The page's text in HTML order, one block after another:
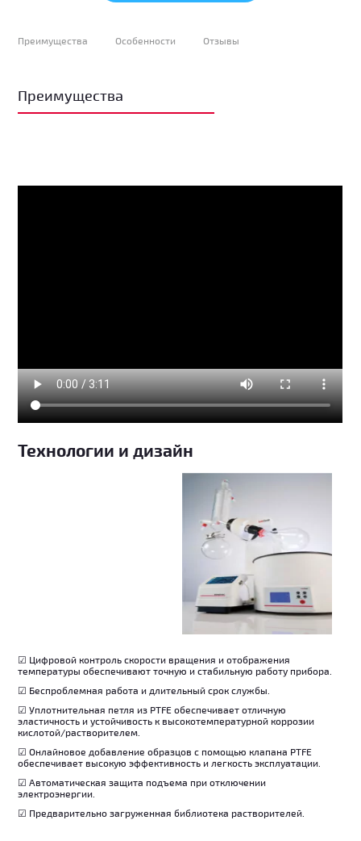
Преимущества Особенности Отзывы
Преимущества
Технологии и дизайн
☑ Цифровой контроль скорости вращения и отображения
температуры обеспечивают точную и стабильную работу прибора.
☑ Беспроблемная работа и длительный срок службы.
☑ Уплотнительная петля из PTFE обеспечивает отличную
эластичность и устойчивость к высокотемпературной коррозии
кислотой/растворителем.
☑ Онлайновое добавление образцов с помощью клапана PTFE
обеспечивает высокую эффективность и легкость эксплуатации.
☑ Автоматическая защита подъема при отключении
электроэнергии.
☑ Предварительно загруженная библиотека растворителей.